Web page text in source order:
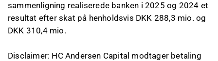
sammenligning realiserede banken i 2025 og 2024 et
resultat efter skat på henholdsvis DKK 288,3 mio. og
DKK 310,4 mio.
Disclaimer: HC Andersen Capital modtager betaling